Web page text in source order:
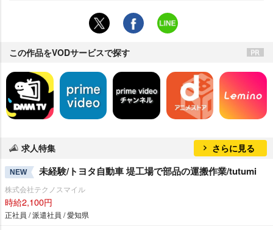
この作品をVODサービスで探す
求人特集 さらに見る
NEW 未経験/トヨタ自動車 堤工場で部品の運搬作業/tutumi
株式会社テクノスマイル
時給2,100円
正社員 / 派遣社員 / 愛知県